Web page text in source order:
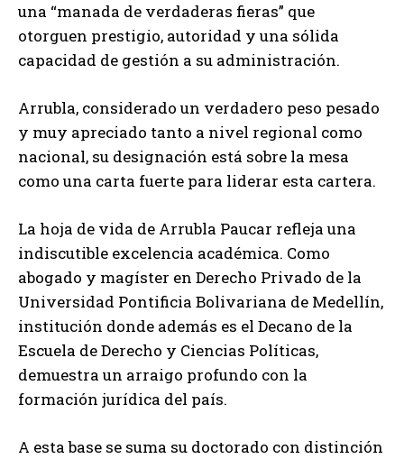
una “manada de verdaderas fieras” que
otorguen prestigio, autoridad y una sólida
capacidad de gestión a su administración.
Arrubla, considerado un verdadero peso pesado
y muy apreciado tanto a nivel regional como
nacional, su designación está sobre la mesa
como una carta fuerte para liderar esta cartera.
La hoja de vida de Arrubla Paucar refleja una
indiscutible excelencia académica. Como
abogado y magíster en Derecho Privado de la
Universidad Pontificia Bolivariana de Medellín,
institución donde además es el Decano de la
Escuela de Derecho y Ciencias Políticas,
demuestra un arraigo profundo con la
formación jurídica del país.
A esta base se suma su doctorado con distinción